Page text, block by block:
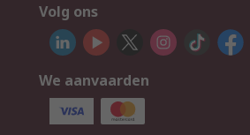
Volg ons
We aanvaarden